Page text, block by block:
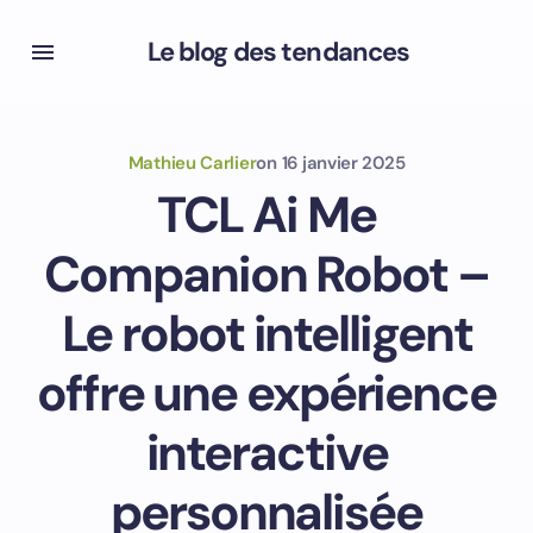
Le blog des tendances
Mathieu Carlieron 16 janvier 2025
TCL Ai Me
Companion Robot –
Le robot intelligent
offre une expérience
interactive
personnalisée